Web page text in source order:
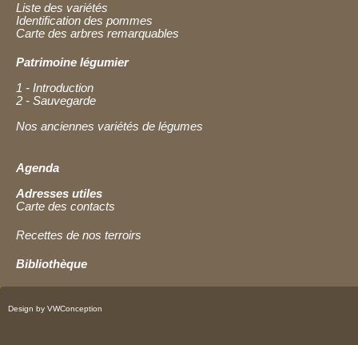
Liste des variétés
Identification des pommes
Carte des arbres remarquables
Patrimoine légumier
1 - Introduction
2 - Sauvegarde
Nos anciennes variétés de légumes
Agenda
Adresses utiles
Carte des contacts
Recettes de nos terroirs
Bibliothèque
Design by VWConception